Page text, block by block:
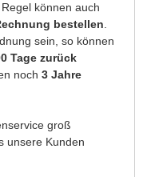
können auch
bestellen
sein, so können
Tage zurück
noch 3 Jahre
groß
unsere Kunden